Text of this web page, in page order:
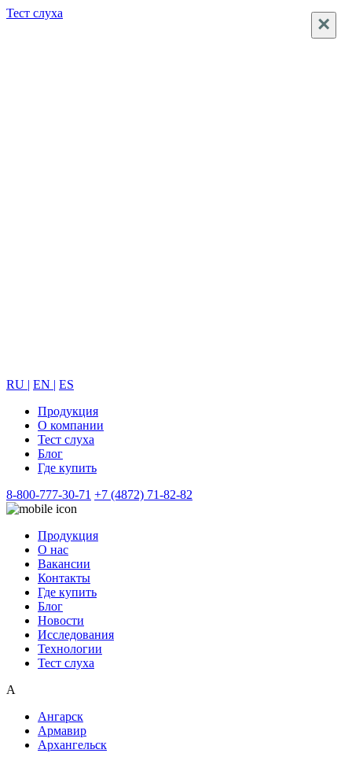
Тест слуха
RU | EN | ES
Продукция
О компании
Тест слуха
Блог
Где купить
8-800-777-30-71 +7 (4872) 71-82-82
Продукция
О нас
Вакансии
Контакты
Где купить
Блог
Новости
Исследования
Технологии
Тест слуха
×
А
Ангарск
Армавир
Архангельск